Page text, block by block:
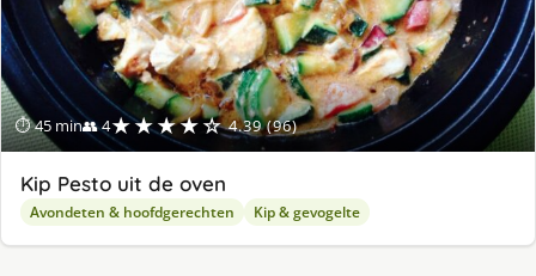
⏱ 45 min👥 4★★★★☆ 4.39 (96)
Kip Pesto uit de oven
Avondeten & hoofdgerechten Kip & gevogelte